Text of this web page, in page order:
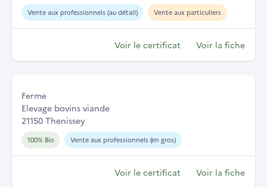
Vente aux professionnels (au détail) Vente aux particuliers
Voir le certificat Voir la fiche
Ferme
Elevage bovins viande
21150 Thenissey
100% Bio Vente aux professionnels (en gros)
Voir le certificat Voir la fiche